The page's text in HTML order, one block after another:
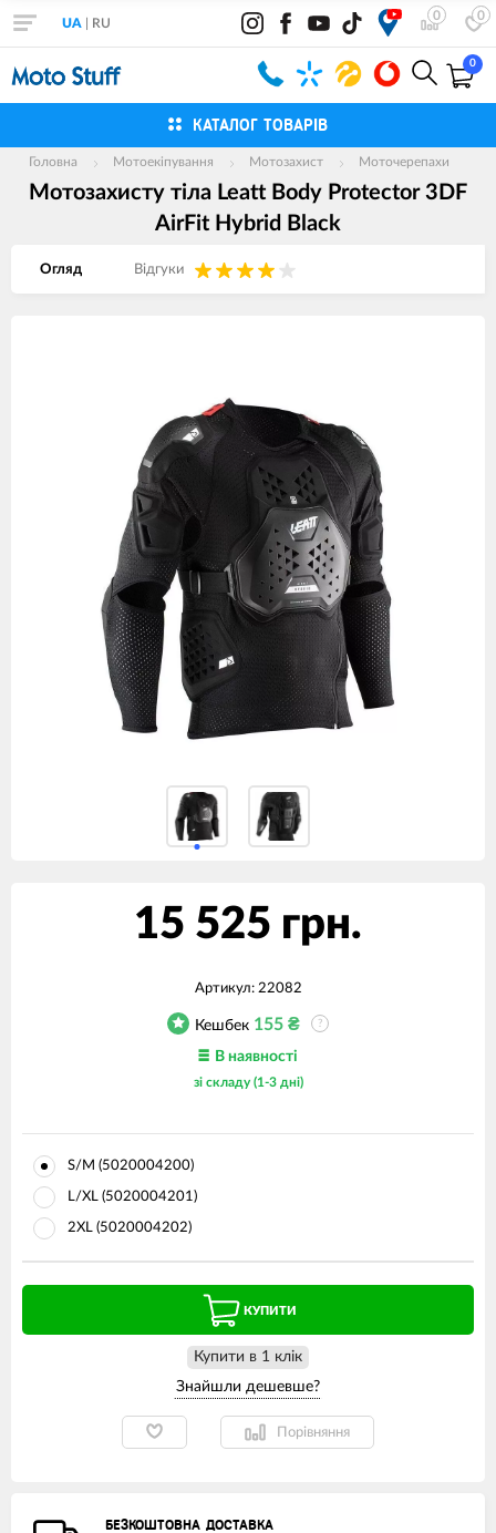
0 0
UA RU
0
КАТАЛОГ ТОВАРІВ
Головна Мотоекіпування Мотозахист Моточерепахи
Мотозахисту тіла Leatt Body Protector 3DF
AirFit Hybrid Black
Огляд Вiдгуки
15 525 грн.
Артикул: 22082
Кешбек 155 ₴ ?
В наявності
зі складу (1-3 дні)
S/M (5020004200)
L/XL (5020004201)
2XL (5020004202)
КУПИТИ
Купити в 1 клiк
Порівняння
БЕЗКОШТОВНА ДОСТАВКА